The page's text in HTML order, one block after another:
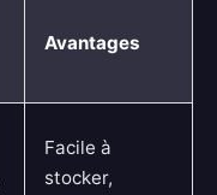
Avantages
Facile à
stocker,